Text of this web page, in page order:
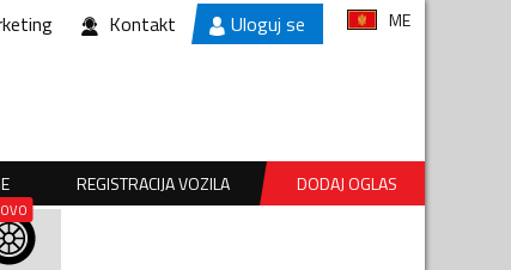
Kontakt Uloguj se ME
REGISTRACIJA VOZILA DODAJ OGLAS